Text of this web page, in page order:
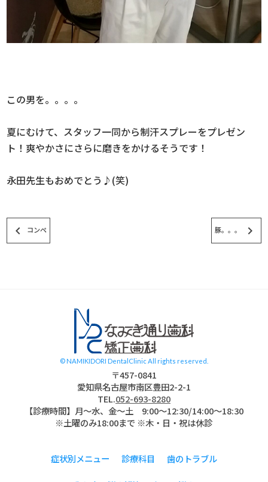
この男を。。。。
夏にむけて、スタッフ一同から制汗スプレーをプレゼン
ト！爽やかさにさらに磨きをかけるそうです！
永田先生もおめでとう♪(笑)
keyboard_arrow_left コンペ 豚。。。 keyboard_arrow_right
© NAMIKIDORI DentalClinic All rights reserved.
〒457-0841
愛知県名古屋市南区豊田2-2-1
TEL.052-693-8280
【診療時間】月〜水、金～土 9:00〜12:30/14:00～18:30
※土曜のみ18:00まで ※木・日・祝は休診
症状別メニュー 診療科目 歯のトラブル